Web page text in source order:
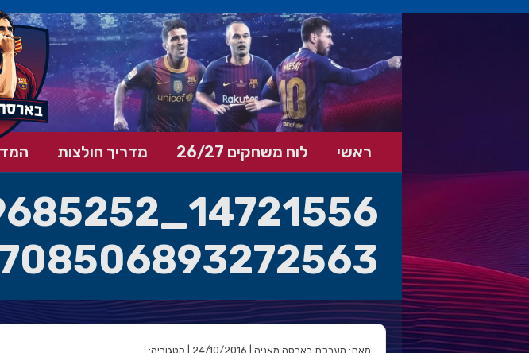
ראשי לוח משחקים 26/27 מדריך חולצות
מאת: מערכת בארסה מאניה | 24/10/2016 | קטגוריה: